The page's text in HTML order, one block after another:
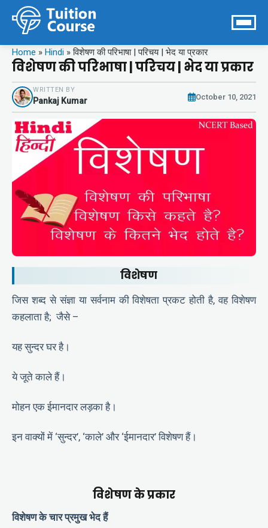
Home » Hindi » विशेषण की परिभाषा | परिचय | भेद या प्रकार
विशेषण की परिभाषा | परिचय | भेद या प्रकार
WRITTEN BY
Pankaj Kumar October 10, 2021
विशेषण
जिस शब्द से संज्ञा या सर्वनाम की विशेषता प्रकट होती है, वह विशेषण
कहलाता है; जैसे –
यह सुन्दर घर है।
ये जूते काले हैं।
मोहन एक ईमानदार लड़का है।
इन वाक्यों में ‘सुन्दर’, ‘काले’ और ‘ईमानदार’ विशेषण हैं।
विशेषणकेप्रकार
विशेषण के चार प्रमुख भेद हैं